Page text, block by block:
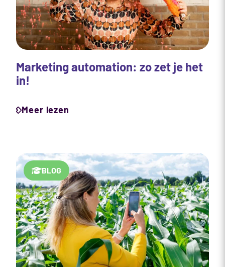
Marketing automation: zo zet je het
in!
Meer lezen
BLOG